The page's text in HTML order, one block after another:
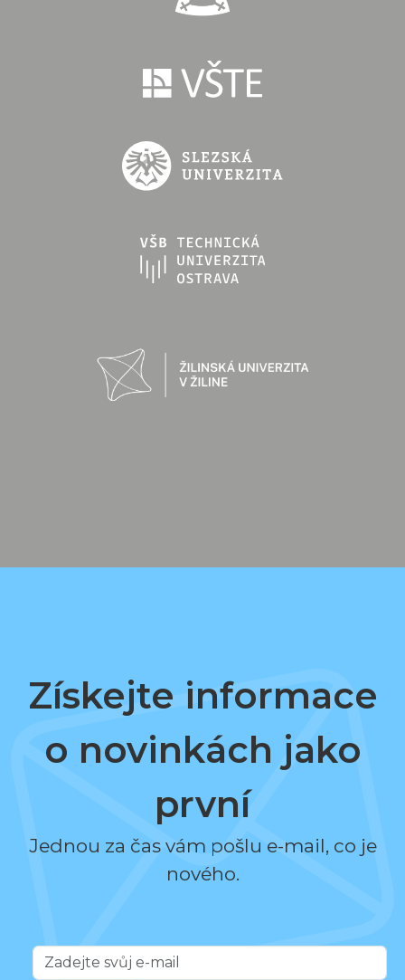
Získejte informace
o novinkách jako
první
Jednou za čas vám pošlu e-mail, co je
nového.